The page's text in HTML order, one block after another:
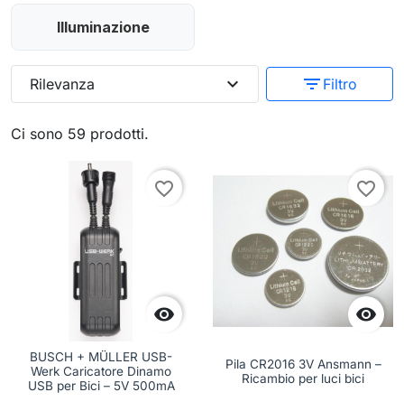
Illuminazione
Ci sono 59 prodotti.
Rilevanza expand_more filter_list Filtro

favorite_border
BUSCH + MÜLLER USB-
Werk Caricatore Dinamo
USB per Bici – 5V 500mA

favorite_border
Pila CR2016 3V Ansmann –
Ricambio per luci bici